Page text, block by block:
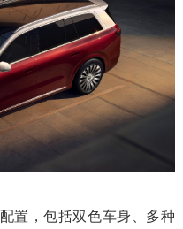
置，包括双色车身、多种